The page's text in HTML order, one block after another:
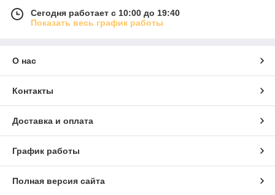
Сегодня работает с 10:00 до 19:40
Показать весь график работы
О нас
Контакты
Доставка и оплата
График работы
Полная версия сайта